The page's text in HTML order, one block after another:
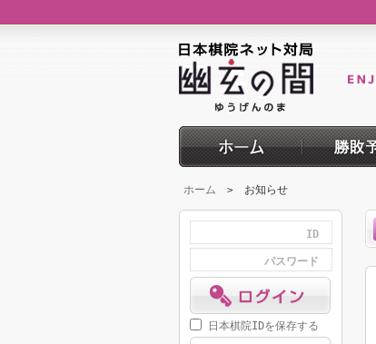
ホーム > お知らせ
ID
パスワード
日本棋院IDを保存する